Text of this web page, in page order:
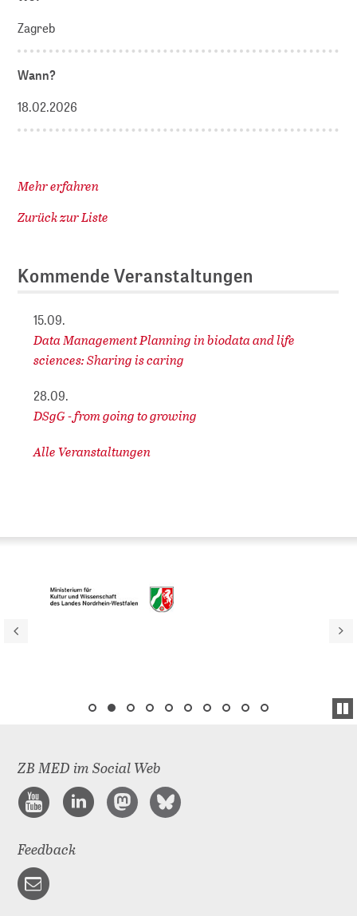
Zagreb
Wann?
18.02.2026
Mehr erfahren
Zurück zur Liste
Kommende Veranstaltungen
15.09.
Data Management Planning in biodata and life
sciences: Sharing is caring
28.09.
DSgG - from going to growing
Alle Veranstaltungen
ZB MED im Social Web
Feedback